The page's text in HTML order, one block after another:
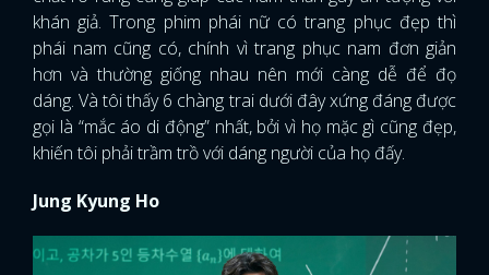
khán giả. Trong phim phái nữ có trang phục đẹp thì
phái nam cũng có, chính vì trang phục nam đơn giản
hơn và thường giống nhau nên mới càng dễ để đọ
dáng. Và tôi thấy 6 chàng trai dưới đây xứng đáng được
gọi là “mắc áo di động” nhất, bởi vì họ mặc gì cũng đẹp,
khiến tôi phải trầm trồ với dáng người của họ đấy.
Jung Kyung Ho